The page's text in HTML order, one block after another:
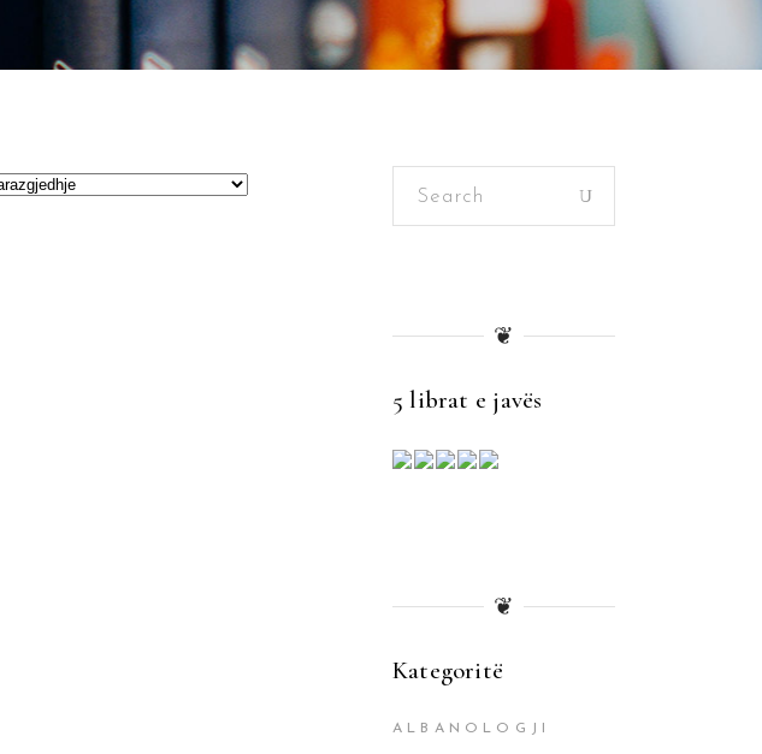
Search
❦
5 librat e javës
❦
Kategoritë
ALBANOLOGJI